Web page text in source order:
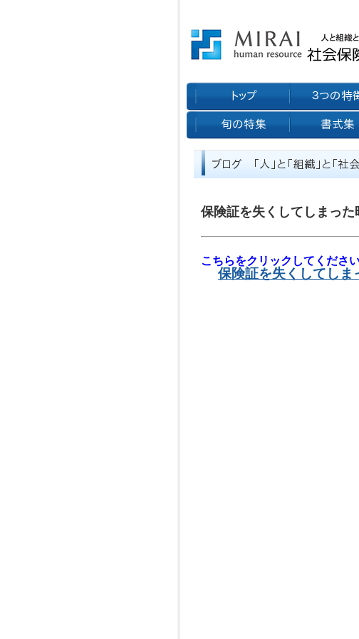
保険証を失くしてしまっ
こちらをクリックしてくださ
保険証を失くしてしま